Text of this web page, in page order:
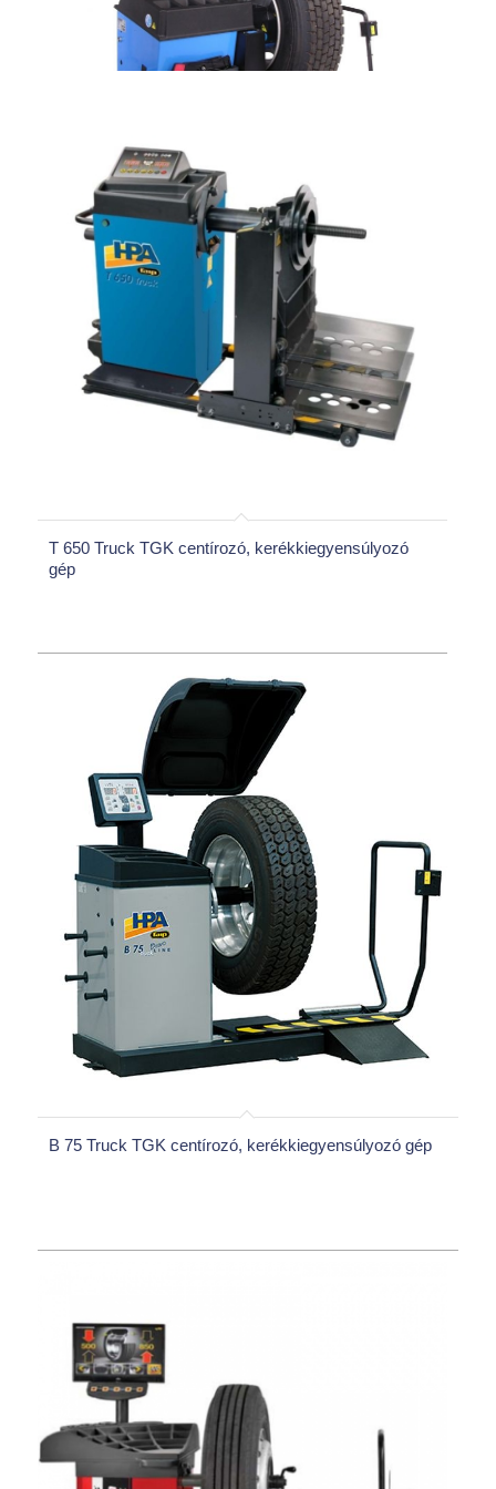
T 650 Truck TGK centírozó, kerékkiegyensúlyozó
gép
B 75 Truck TGK centírozó, kerékkiegyensúlyozó gép